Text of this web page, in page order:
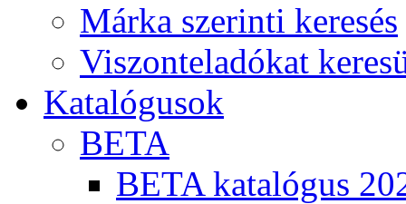
Márka szerinti keresés
Viszonteladókat
Katalógusok
BETA
BETA katalógus